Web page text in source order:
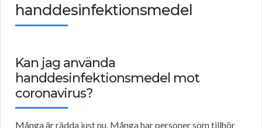
handdesinfektionsmedel
Kan jag använda
handdesinfektionsmedel mot
coronavirus?
Många är rädda just nu. Många har personer som tillhör